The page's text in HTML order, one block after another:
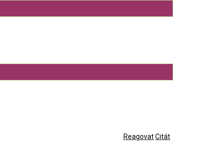
ReagovatCitát